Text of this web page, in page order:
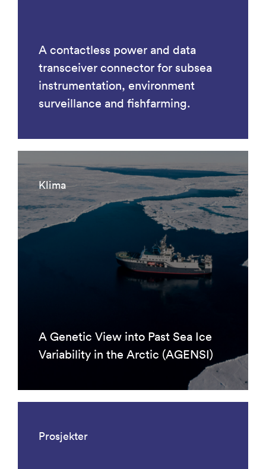
A contactless power and data
transceiver connector for subsea
instrumentation, environment
surveillance and fishfarming.
Klima
A Genetic View into Past Sea Ice
Variability in the Arctic (AGENSI)
Prosjekter